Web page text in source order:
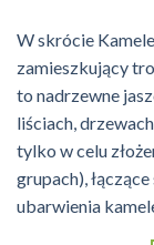
W skrócie
zamieszkujący
to nadrzewne
liściach,
tylko w celu
grupach),
ubarwienia